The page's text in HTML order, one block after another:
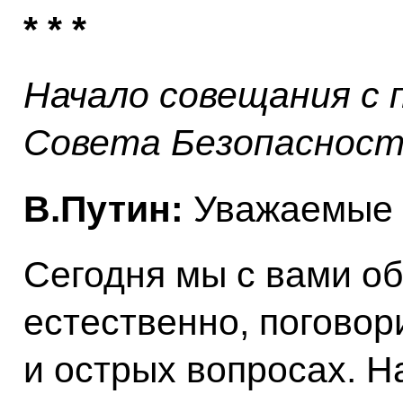
* * *
Начало совещания с
Совета
B.Путин: Уважаемые
Сегодня мы с вами
естественно,
и острых вопросах.